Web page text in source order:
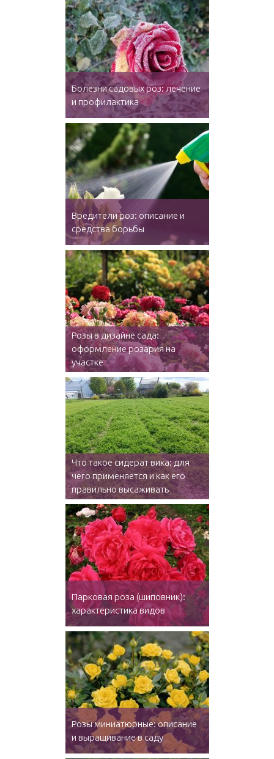
Болезни садовых роз: лечение
и профилактика
Вредители роз: описание и
средства борьбы
Розы в дизайне сада:
оформление розария на
участке
Что такое сидерат вика: для
чего применяется и как его
правильно высаживать
Парковая роза (шиповник):
характеристика видов
Розы миниатюрные: описание
и выращивание в саду